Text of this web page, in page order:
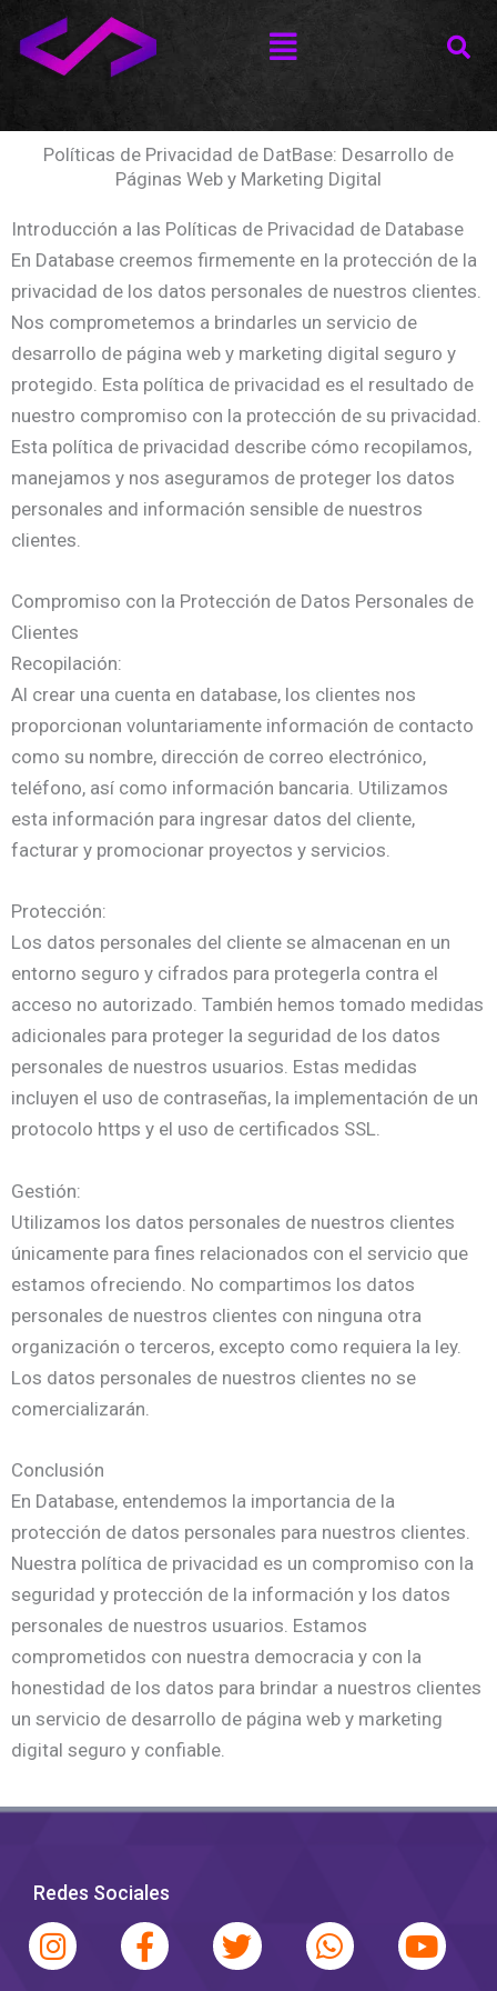
contenido
Menú
Políticas de Privacidad de DatBase: Desarrollo de
Páginas Web y Marketing Digital
Introducción a las Políticas de Privacidad de Database
En Database creemos firmemente en la protección de la
privacidad de los datos personales de nuestros clientes.
Nos comprometemos a brindarles un servicio de
desarrollo de página web y marketing digital seguro y
protegido. Esta política de privacidad es el resultado de
nuestro compromiso con la protección de su privacidad.
Esta política de privacidad describe cómo recopilamos,
manejamos y nos aseguramos de proteger los datos
personales and información sensible de nuestros
clientes.
Compromiso con la Protección de Datos Personales de
Clientes
Recopilación:
Al crear una cuenta en database, los clientes nos
proporcionan voluntariamente información de contacto
como su nombre, dirección de correo electrónico,
teléfono, así como información bancaria. Utilizamos
esta información para ingresar datos del cliente,
facturar y promocionar proyectos y servicios.
Protección:
Los datos personales del cliente se almacenan en un
entorno seguro y cifrados para protegerla contra el
acceso no autorizado. También hemos tomado medidas
adicionales para proteger la seguridad de los datos
personales de nuestros usuarios. Estas medidas
incluyen el uso de contraseñas, la implementación de un
protocolo https y el uso de certificados SSL.
Gestión:
Utilizamos los datos personales de nuestros clientes
únicamente para fines relacionados con el servicio que
estamos ofreciendo. No compartimos los datos
personales de nuestros clientes con ninguna otra
organización o terceros, excepto como requiera la ley.
Los datos personales de nuestros clientes no se
comercializarán.
Conclusión
En Database, entendemos la importancia de la
protección de datos personales para nuestros clientes.
Nuestra política de privacidad es un compromiso con la
seguridad y protección de la información y los datos
personales de nuestros usuarios. Estamos
comprometidos con nuestra democracia y con la
honestidad de los datos para brindar a nuestros clientes
un servicio de desarrollo de página web y marketing
digital seguro y confiable.
Redes Sociales
I
n
F
a
T
w
W
h
Y
o
L
i